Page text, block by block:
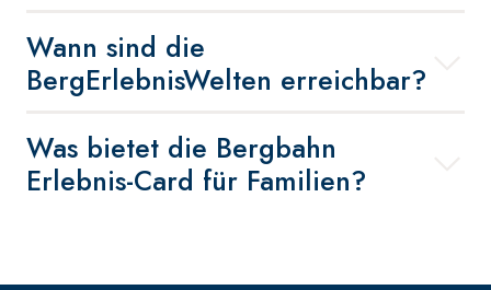
Wann sind die
BergErlebnisWelten erreichbar?
Was bietet die Bergbahn
Erlebnis-Card für Familien?